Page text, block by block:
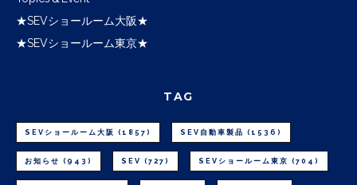
★SEVショールーム大阪★
★SEVショールーム東京★
TAG
SEVショールーム大阪 (1857) SEV自動車製品 (1536)
お知らせ (943) SEV (727) SEVショールーム東京 (704)